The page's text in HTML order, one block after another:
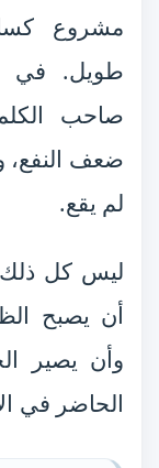
مشروع
طويل. في
صاحب
ضعف النفع،
لم يقع.
ليس كل ذلك
أن يصبح
وأن يصير
الحاضر في